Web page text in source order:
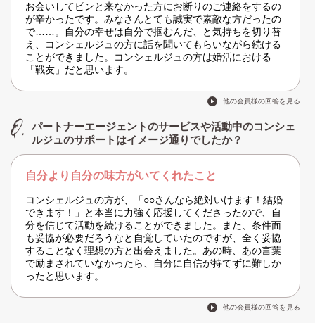
お会いしてピンと来なかった方にお断りのご連絡をするの
が辛かったです。みなさんとても誠実で素敵な方だったの
で……。自分の幸せは自分で掴むんだ、と気持ちを切り替
え、コンシェルジュの方に話を聞いてもらいながら続ける
ことができました。コンシェルジュの方は婚活における
「戦友」だと思います。
他の会員様の回答を見る
パートナーエージェントのサービスや活動中のコンシェ
ルジュのサポートはイメージ通りでしたか？
自分より自分の味方がいてくれたこと
コンシェルジュの方が、「○○さんなら絶対いけます！結婚
できます！」と本当に力強く応援してくださったので、自
分を信じて活動を続けることができました。また、条件面
も妥協が必要だろうなと自覚していたのですが、全く妥協
することなく理想の方と出会えました。あの時、あの言葉
で励まされていなかったら、自分に自信が持てずに難しか
ったと思います。
他の会員様の回答を見る